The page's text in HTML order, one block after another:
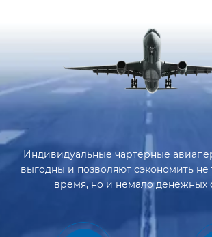
Индивидуальные чартерные
выгодны и позволяют сэкономить не
время, но и немало денежных